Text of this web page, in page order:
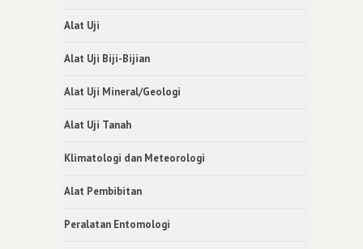
Alat Uji
Alat Uji Biji-Bijian
Alat Uji Mineral/Geologi
Alat Uji Tanah
Klimatologi dan Meteorologi
Alat Pembibitan
Peralatan Entomologi